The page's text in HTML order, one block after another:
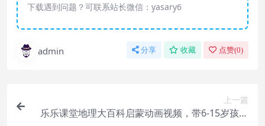
下载遇到问题？可联系站长微信：yasary6
admin 分享 收藏 点赞(0)
上一篇
乐乐课堂地理大百科启蒙动画视频，带6-15岁孩子